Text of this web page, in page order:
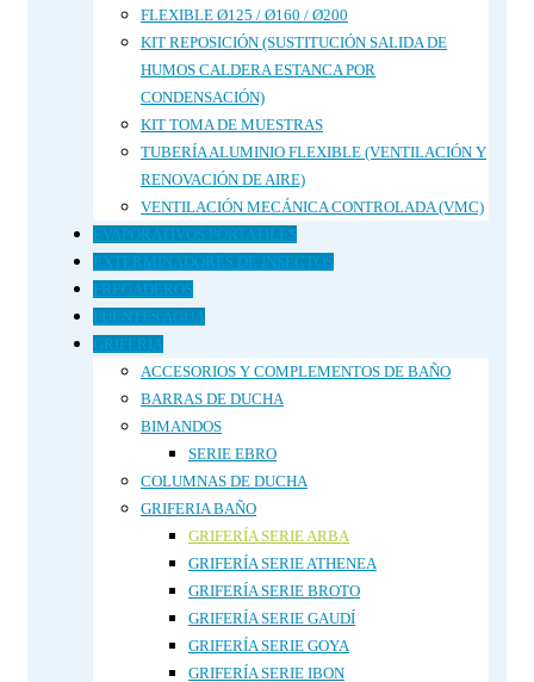
FLEXIBLE Ø125 / Ø160 / Ø200
KIT REPOSICIÓN (SUSTITUCIÓN SALIDA DE
HUMOS CALDERA ESTANCA POR
CONDENSACIÓN)
KIT TOMA DE MUESTRAS
TUBERÍA ALUMINIO FLEXIBLE (VENTILACIÓN Y
RENOVACIÓN DE AIRE)
VENTILACIÓN MECÁNICA CONTROLADA (VMC)
EVAPORATIVOS PORTATILES
EXTERMINADORES DE INSECTOS
FREGADEROS
FUENTES AGUA
GRIFERIA
ACCESORIOS Y COMPLEMENTOS DE BAÑO
BARRAS DE DUCHA
BIMANDOS
SERIE EBRO
COLUMNAS DE DUCHA
GRIFERIA BAÑO
GRIFERÍA SERIE ARBA
GRIFERÍA SERIE ATHENEA
GRIFERÍA SERIE BROTO
GRIFERÍA SERIE GAUDÍ
GRIFERÍA SERIE GOYA
GRIFERÍA SERIE IBON